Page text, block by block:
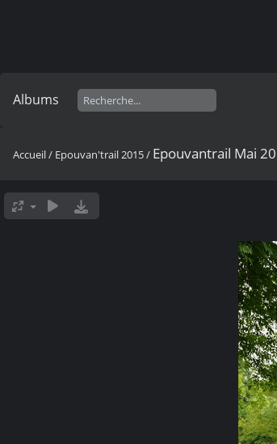
Albums
Accueil/ Epouvan'trail 2015/ Epouvantrail Mai